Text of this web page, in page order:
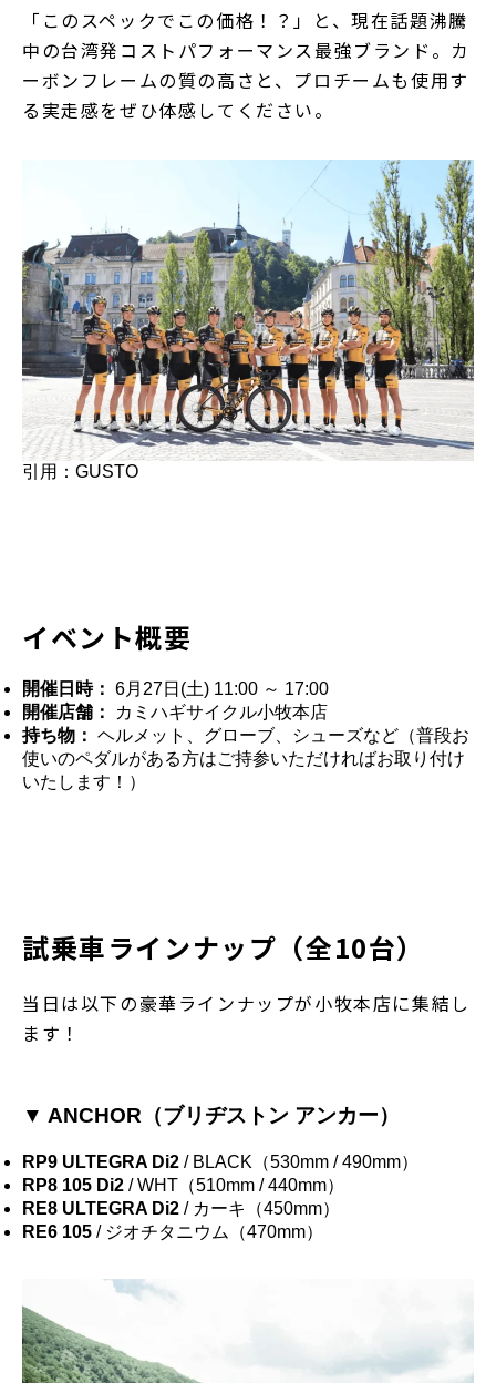
「このスペックでこの価格！？」と、現在話題沸騰
中の台湾発コストパフォーマンス最強ブランド。カ
ーボンフレームの質の高さと、プロチームも使用す
る実走感をぜひ体感してください。
引用：GUSTO
イベント概要
開催日時： 6月27日(土) 11:00 ～ 17:00
開催店舗：
カミハギサイクル小牧本店
持ち物： ヘルメット、グローブ、シューズなど（普段お
使いのペダルがある方はご持参いただければお取り付け
いたします！）
試乗車ラインナップ（全10台）
当日は以下の豪華ラインナップが小牧本店に集結し
ます！
▼ ANCHOR（ブリヂストン アンカー）
RP9 ULTEGRA Di2 / BLACK（530mm / 490mm）
RP8 105 Di2 / WHT（510mm / 440mm）
RE8 ULTEGRA Di2 / カーキ（450mm）
RE6 105 / ジオチタニウム（470mm）